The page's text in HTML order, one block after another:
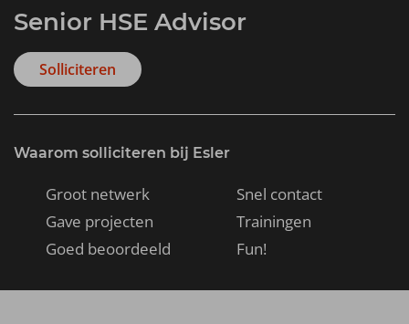
Senior HSE Advisor
Solliciteren
Waarom solliciteren bij Esler
Groot netwerk
Snel contact
Gave projecten
Trainingen
Goed beoordeeld
Fun!